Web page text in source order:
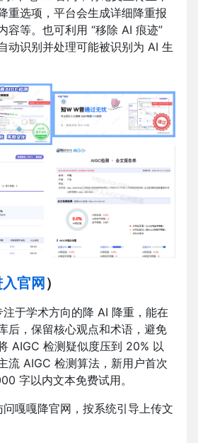
重选项，平台会生成详细降重报
容等。也可利用 “移除 AI 痕迹”
动识别并处理可能被识别为 AI 生
官网 ）
注于学术方向的降 AI 降重，能在
后，保留核心观点和术语，避免
AIGC 检测疑似度压到 20% 以
流 AIGC 检测算法，新用户首次
字以内文本免费试用。
问嘎嘎降官网，按系统引导上传文